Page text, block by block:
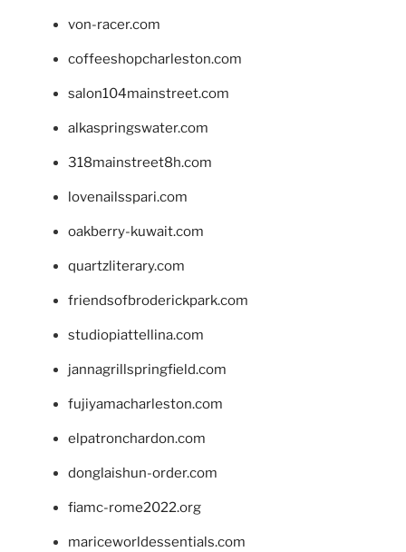
von-racer.com
coffeeshopcharleston.com
salon104mainstreet.com
alkaspringswater.com
318mainstreet8h.com
lovenailsspari.com
oakberry-kuwait.com
quartzliterary.com
friendsofbroderickpark.com
studiopiattellina.com
jannagrillspringfield.com
fujiyamacharleston.com
elpatronchardon.com
donglaishun-order.com
fiamc-rome2022.org
mariceworldessentials.com